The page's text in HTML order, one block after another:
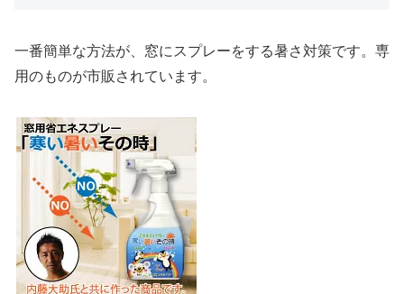
一番簡単な方法が、窓にスプレーをする暑さ対策です。専
用のものが市販されています。